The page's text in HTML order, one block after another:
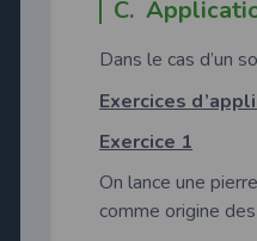
C.
Dans le cas d’un
Exercices
Exercice 1
On lance une
comme origine